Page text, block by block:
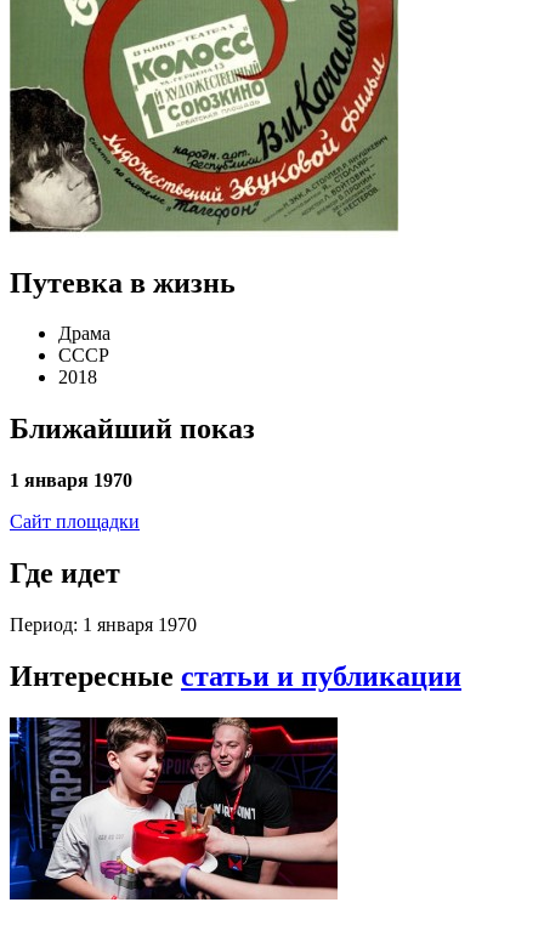
Путевка в жизнь
Драма
СССР
2018
Ближайший показ
1 января 1970
Сайт площадки
Где идет
Период: 1 января 1970
Интересные статьи и публикации